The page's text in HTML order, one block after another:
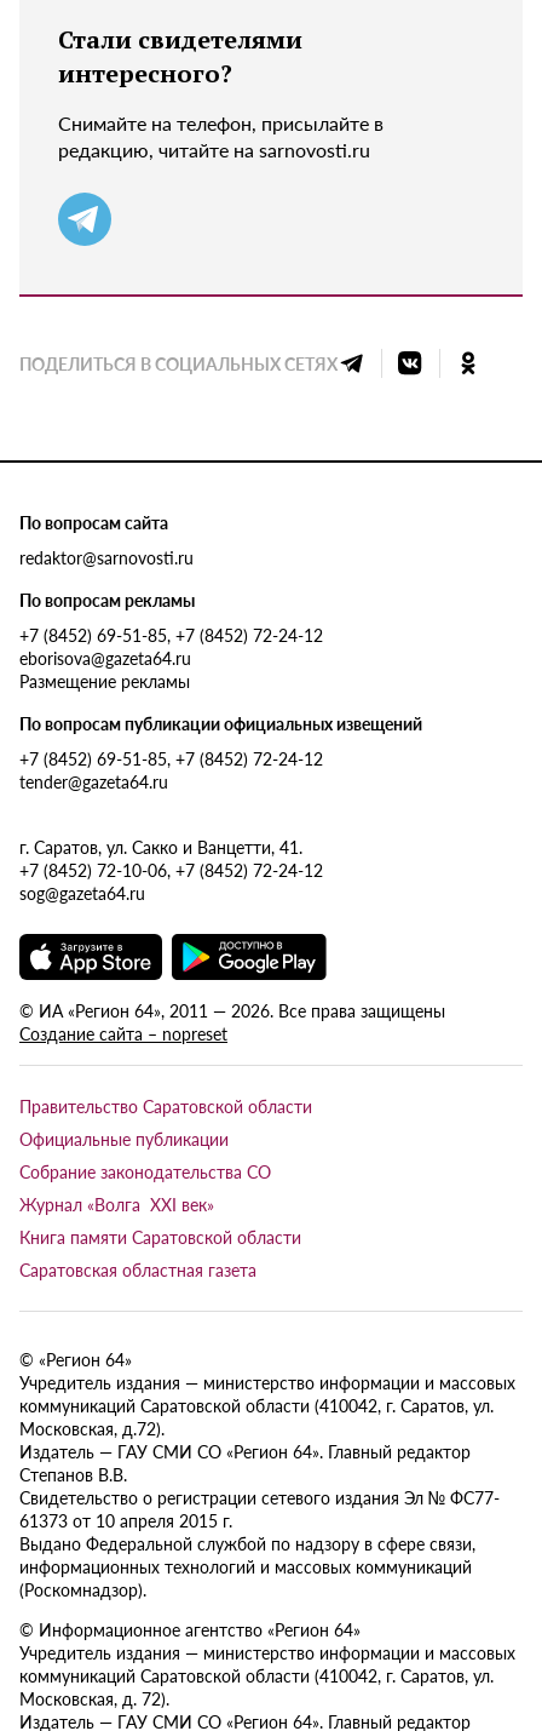
Стали свидетелями
интересного?
Снимайте на телефон, присылайте в
редакцию, читайте на sarnovosti.ru
ПОДЕЛИТЬСЯ В СОЦИАЛЬНЫХ СЕТЯХ
По вопросам сайта
redaktor@sarnovosti.ru
По вопросам рекламы
+7 (8452) 69-51-85, +7 (8452) 72-24-12
eborisova@gazeta64.ru
Размещение рекламы
По вопросам публикации официальных извещений
+7 (8452) 69-51-85, +7 (8452) 72-24-12
tender@gazeta64.ru
г. Саратов, ул. Сакко и Ванцетти, 41.
+7 (8452) 72-10-06, +7 (8452) 72-24-12
sog@gazeta64.ru
© ИА «Регион 64», 2011 — 2026. Все права защищены
Создание сайта – nopreset
Правительство Саратовской области
Официальные публикации
Собрание законодательства СО
Журнал «Волга XXI век»
Книга памяти Саратовской области
Саратовская областная газета
© «Регион 64»
Учредитель издания — министерство информации и массовых
коммуникаций Саратовской области (410042, г. Саратов, ул.
Московская, д.72).
Издатель — ГАУ СМИ СО «Регион 64». Главный редактор
Степанов В.В.
Свидетельство о регистрации сетевого издания Эл № ФС77-
61373 от 10 апреля 2015 г.
Выдано Федеральной службой по надзору в сфере связи,
информационных технологий и массовых коммуникаций
(Роскомнадзор).
© Информационное агентство «Регион 64»
Учредитель издания — министерство информации и массовых
коммуникаций Саратовской области (410042, г. Саратов, ул.
Московская, д. 72).
Издатель — ГАУ СМИ СО «Регион 64». Главный редактор